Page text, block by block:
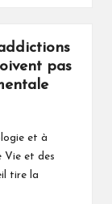
pas
et à
Vie et des
tire la